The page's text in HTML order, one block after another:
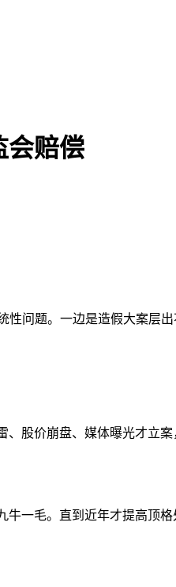
会赔偿
问题。一边是造假大案层
股价崩盘、媒体曝光才立
一毛。直到近年才提高顶